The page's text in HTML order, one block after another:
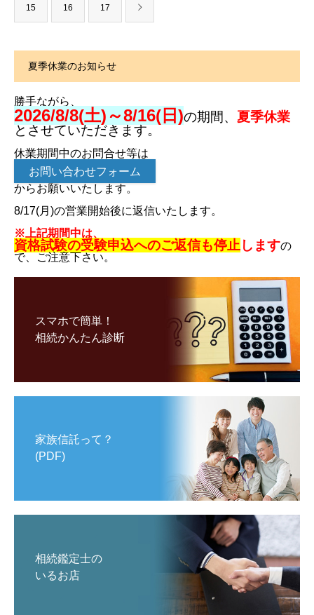
15 16 17
夏季休業のお知らせ
勝手ながら、
2026/8/8(土)～8/16(日)の期間、 夏季休業
とさせていただきます。
休業期間中のお問合せ等は
お問い合わせフォーム
からお願いいたします。
8/17(月)の営業開始後に返信いたします。
※上記期間中は、
資格試験の受験申込へのご返信も停止 しますの
で、ご注意下さい。
スマホで簡単！
相続かんたん診断
家族信託って？
(PDF)
相続鑑定士の
いるお店